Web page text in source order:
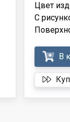
Цвет
С
В